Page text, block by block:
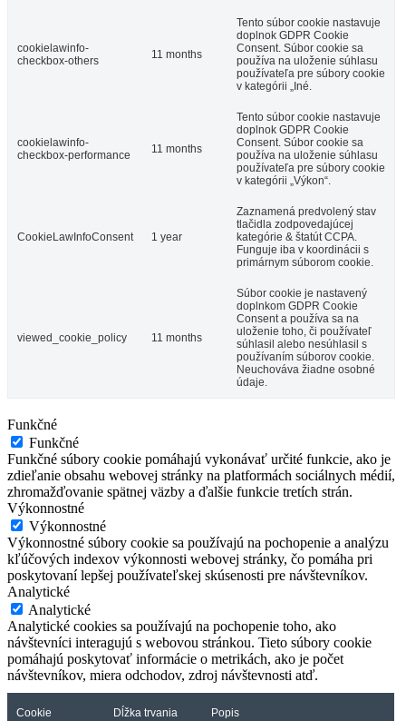
cookielawinfo-
checkbox-others
11 months
Tento súbor cookie nastavuje
doplnok GDPR Cookie
Consent. Súbor cookie sa
používa na uloženie súhlasu
používateľa pre súbory cookie
v kategórii „Iné.
cookielawinfo-
checkbox-performance
11 months
Tento súbor cookie nastavuje
doplnok GDPR Cookie
Consent. Súbor cookie sa
používa na uloženie súhlasu
používateľa pre súbory cookie
v kategórii „Výkon“.
CookieLawInfoConsent 1 year
Zaznamená predvolený stav
tlačidla zodpovedajúcej
kategórie & štatút CCPA.
Funguje iba v koordinácii s
primárnym súborom cookie.
viewed_cookie_policy 11 months
Súbor cookie je nastavený
doplnkom GDPR Cookie
Consent a používa sa na
uloženie toho, či používateľ
súhlasil alebo nesúhlasil s
používaním súborov cookie.
Neuchováva žiadne osobné
údaje.
Funkčné
Funkčné
Funkčné súbory cookie pomáhajú vykonávať určité funkcie, ako je
zdieľanie obsahu webovej stránky na platformách sociálnych médií,
zhromažďovanie spätnej väzby a ďalšie funkcie tretích strán.
Výkonnostné
Výkonnostné
Výkonnostné súbory cookie sa používajú na pochopenie a analýzu
kľúčových indexov výkonnosti webovej stránky, čo pomáha pri
poskytovaní lepšej používateľskej skúsenosti pre návštevníkov.
Analytické
Analytické
Analytické cookies sa používajú na pochopenie toho, ako
návštevníci interagujú s webovou stránkou. Tieto súbory cookie
pomáhajú poskytovať informácie o metrikách, ako je počet
návštevníkov, miera odchodov, zdroj návštevnosti atď.
Cookie Dĺžka trvania Popis